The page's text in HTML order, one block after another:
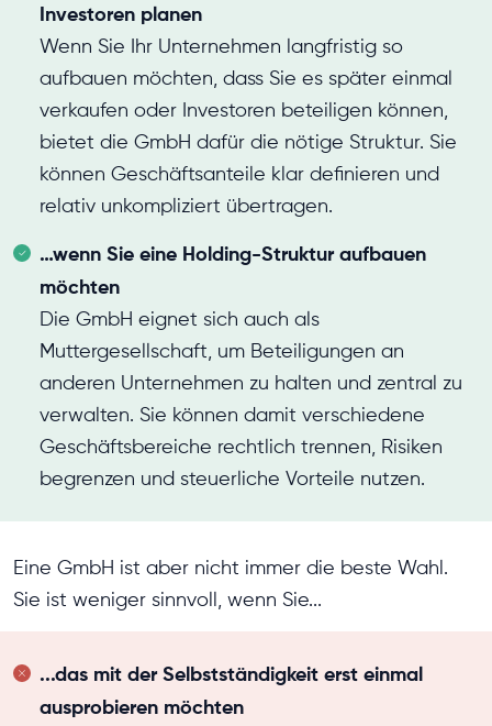
Investoren planen
Wenn Sie Ihr Unternehmen langfristig so
aufbauen möchten, dass Sie es später einmal
verkaufen oder Investoren beteiligen können,
bietet die GmbH dafür die nötige Struktur. Sie
können Geschäftsanteile klar definieren und
relativ unkompliziert übertragen.
…wenn Sie eine Holding-Struktur aufbauen
möchten
Die GmbH eignet sich auch als
Muttergesellschaft, um Beteiligungen an
anderen Unternehmen zu halten und zentral zu
verwalten. Sie können damit verschiedene
Geschäftsbereiche rechtlich trennen, Risiken
begrenzen und steuerliche Vorteile nutzen.
Eine GmbH ist aber nicht immer die beste Wahl.
Sie ist weniger sinnvoll, wenn Sie...
...das mit der Selbstständigkeit erst einmal
ausprobieren möchten